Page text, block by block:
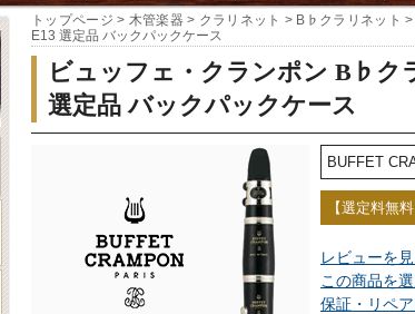
トップページ > 木管楽器 > クラリネット > B♭クラリネット
E13 選定品 バックパックケース
ビュッフェ・クランポン B♭ク
選定品 バックパックケース
BUFFET
【選定料無
レビューを
この商品を
保証・リペ